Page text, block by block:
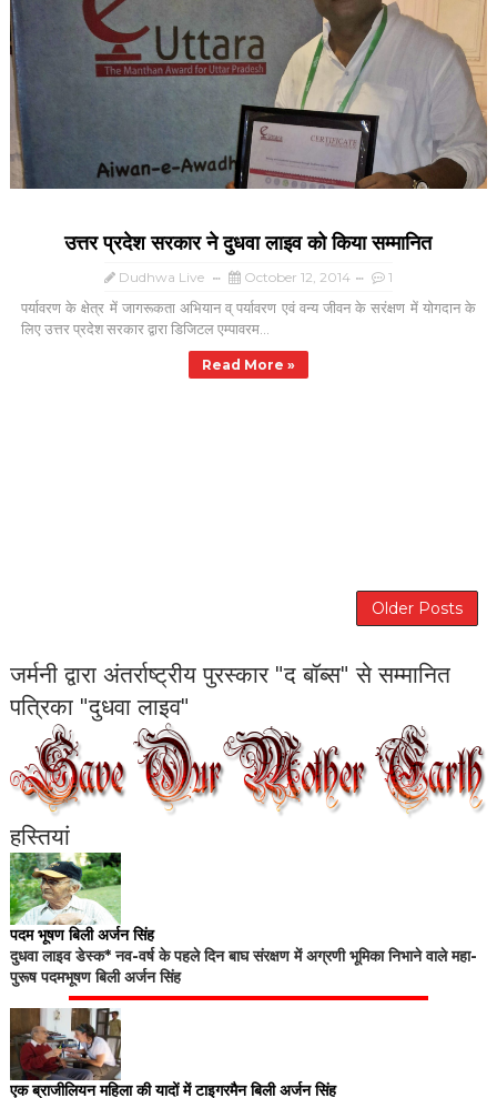
उत्तर प्रदेश सरकार ने दुधवा लाइव को किया सम्मानित
Dudhwa Live October 12, 2014 1
पर्यावरण के क्षेत्र में जागरूकता अभियान व् पर्यावरण एवं वन्य जीवन के सरंक्षण में योगदान के
लिए उत्तर प्रदेश सरकार द्वारा डिजिटल एम्पावरम...
Read More »
Older Posts
जर्मनी द्वारा अंतर्राष्ट्रीय पुरस्कार "द बॉब्स" से सम्मानित
पत्रिका "दुधवा लाइव"
हस्तियां
पदम भूषण बिली अर्जन सिंह
दुधवा लाइव डेस्क* नव-वर्ष के पहले दिन बाघ संरक्षण में अग्रणी भूमिका निभाने वाले महा-
पुरूष पदमभूषण बिली अर्जन सिंह
एक ब्राजीलियन महिला की यादों में टाइगरमैन बिली अर्जन सिंह